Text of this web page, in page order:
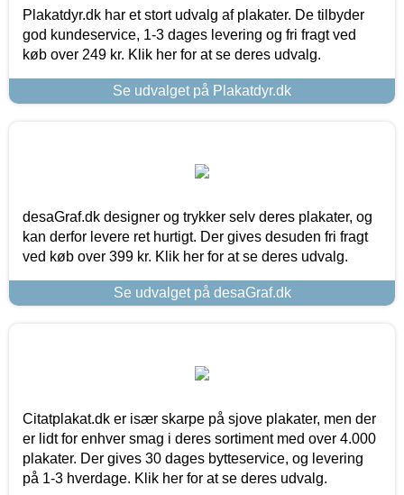
Plakatdyr.dk har et stort udvalg af plakater. De tilbyder
god kundeservice, 1-3 dages levering og fri fragt ved
køb over 249 kr. Klik her for at se deres udvalg.
Se udvalget på Plakatdyr.dk
desaGraf.dk designer og trykker selv deres plakater, og
kan derfor levere ret hurtigt. Der gives desuden fri fragt
ved køb over 399 kr. Klik her for at se deres udvalg.
Se udvalget på desaGraf.dk
Citatplakat.dk er især skarpe på sjove plakater, men der
er lidt for enhver smag i deres sortiment med over 4.000
plakater. Der gives 30 dages bytteservice, og levering
på 1-3 hverdage. Klik her for at se deres udvalg.